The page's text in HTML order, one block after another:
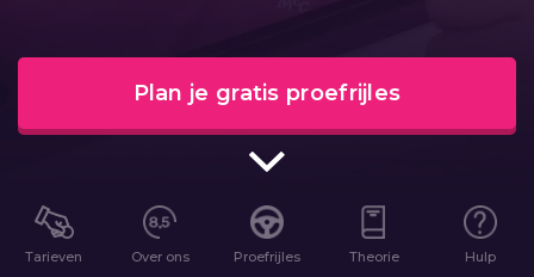
Plan je gratis proefrijles
Tarieven Over ons Proefrijles Theorie Hulp